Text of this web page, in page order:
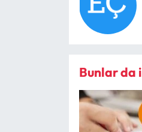
Bunlar da